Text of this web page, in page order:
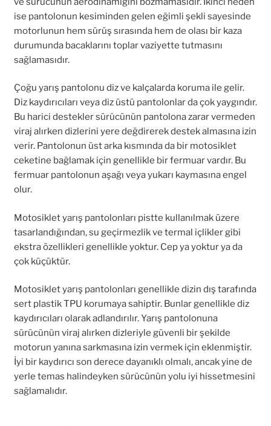
ise pantolonun kesiminden gelen eğimli şekli sayesinde
motorlunun hem sürüş sırasında hem de olası bir kaza
durumunda bacaklarını toplar vaziyette tutmasını
sağlamasıdır.
Çoğu yarış pantolonu diz ve kalçalarda koruma ile gelir.
Diz kaydırıcıları veya diz üstü pantolonlar da çok yaygındır.
Bu harici destekler sürücünün pantolona zarar vermeden
viraj alırken dizlerini yere değdirerek destek almasına izin
verir. Pantolonun üst arka kısmında da bir motosiklet
ceketine bağlamak için genellikle bir fermuar vardır. Bu
fermuar pantolonun aşağı veya yukarı kaymasına engel
olur.
Motosiklet yarış pantolonları pistte kullanılmak üzere
tasarlandığından, su geçirmezlik ve termal içlikler gibi
ekstra özellikleri genellikle yoktur. Cep ya yoktur ya da
çok küçüktür.
Motosiklet yarış pantolonları genellikle dizin dış tarafında
sert plastik TPU korumaya sahiptir. Bunlar genellikle diz
kaydırıcıları olarak adlandırılır. Yarış pantolonuna
sürücünün viraj alırken dizleriyle güvenli bir şekilde
motorun yanına sarkmasına izin vermek için eklenmiştir.
İyi bir kaydırıcı son derece dayanıklı olmalı, ancak yine de
yerle temas halindeyken sürücünün yolu iyi hissetmesini
sağlamalıdır.